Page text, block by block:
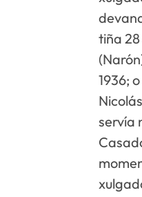
tiña
1936;
servía